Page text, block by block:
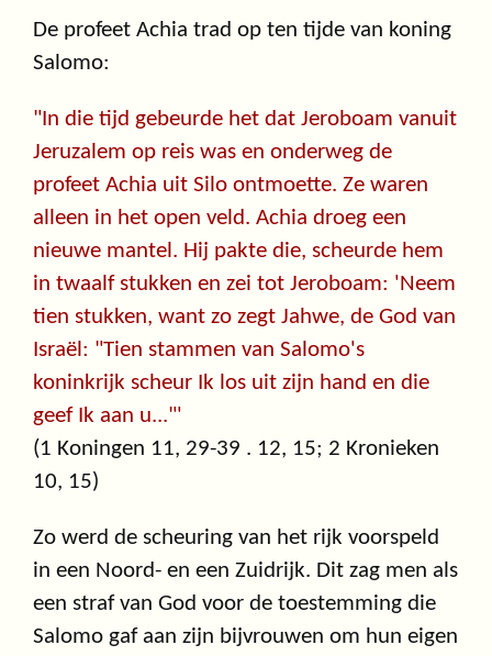
De profeet Achia trad op ten tijde van koning
Salomo:
"In die tijd gebeurde het dat Jeroboam vanuit
Jeruzalem op reis was en onderweg de
profeet Achia uit Silo ontmoette. Ze waren
alleen in het open veld. Achia droeg een
nieuwe mantel. Hij pakte die, scheurde hem
in twaalf stukken en zei tot Jeroboam: 'Neem
tien stukken, want zo zegt Jahwe, de God van
Israël: "Tien stammen van Salomo's
koninkrijk scheur Ik los uit zijn hand en die
geef Ik aan u..."'
(1 Koningen 11, 29-39 . 12, 15; 2 Kronieken
10, 15)
Zo werd de scheuring van het rijk voorspeld
in een Noord- en een Zuidrijk. Dit zag men als
een straf van God voor de toestemming die
Salomo gaf aan zijn bijvrouwen om hun eigen